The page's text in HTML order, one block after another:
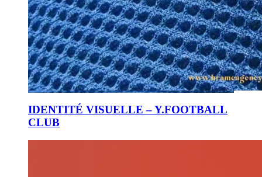
IDENTITÉ VISUELLE – Y.FOOTBALL
CLUB